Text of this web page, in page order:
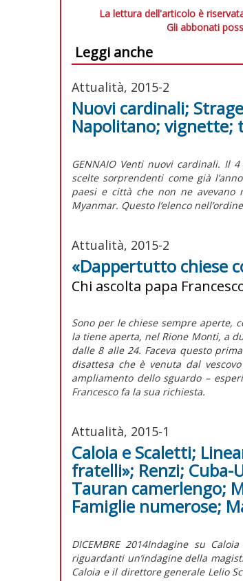
La lettura dell'articolo è
Gli abbonati
Leggi anche
Attualità, 2015-2
Nuovi cardinali;
Napolitano; vignette;
GENNAIO Venti nuovi cardinali. Il
scelte sorprendenti come già
paesi e città che non ne avevano
Myanmar. Questo l’elenco
Attualità, 2015-2
«Dappertutto chiese
Chi ascolta papa
Sono per le chiese sempre aperte,
la tiene aperta, nel Rione Monti, a
dalle 8 alle 24. Faceva questo
disattesa che è venuta dal
ampliamento dello sguardo –
Francesco fa la sua richiesta.
Attualità, 2015-1
Caloia e Scaletti;
fratelli»; Renzi;
Tauran camerlengo;
Famiglie numerose;
DICEMBRE 2014Indagine su
riguardanti un’indagine della
Caloia e il direttore generale Lelio